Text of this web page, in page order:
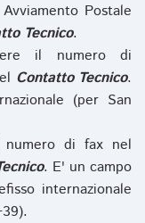
Postale
Tecnico.
il numero di
Contatto Tecnico.
(per San
di fax nel
. E' un campo
internazionale